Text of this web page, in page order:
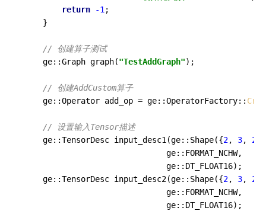
return
-1 ;
    }
// 创建算子测试
ge::Graph graph("TestAddGraph") ;
// 创建AddCustom算子
    ge::Operator add_op = ge::OperatorFactory::
// 设置输入Tensor描述
ge::TensorDesc input_desc1 (ge::Shape({2, 3, 224
                              ge::FORMAT_NCHW,
                              ge::DT_FLOAT16)
;
ge::TensorDesc input_desc2(ge::Shape({2, 3, 224
                              ge::FORMAT_NCHW,
                              ge::DT_FLOAT16)
;